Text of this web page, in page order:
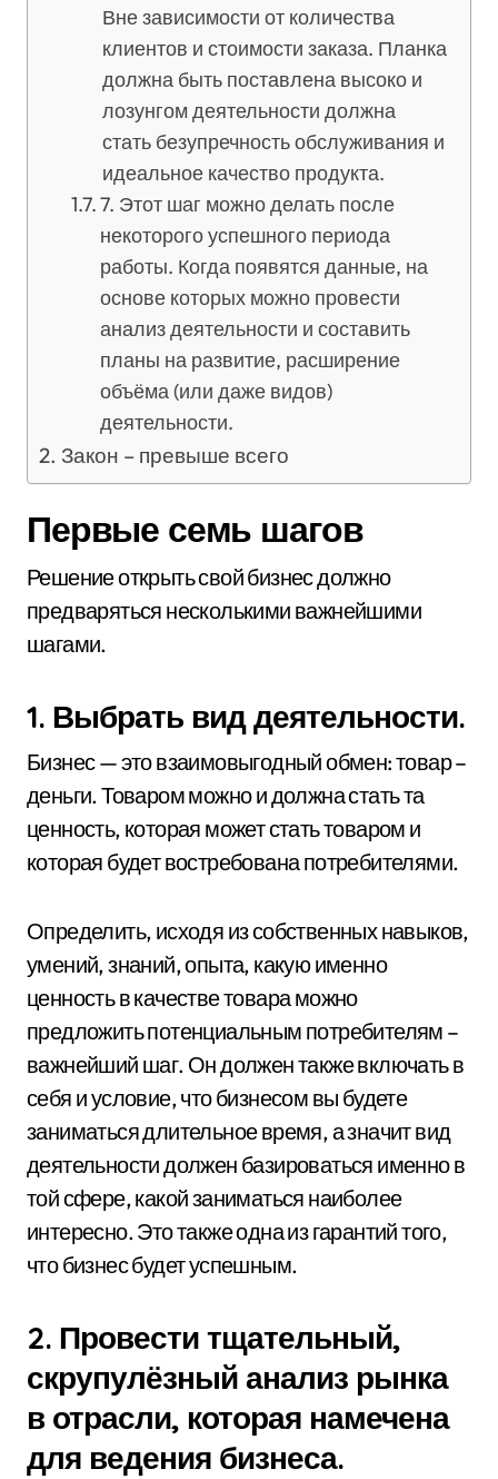
Вне зависимости от количества
клиентов и стоимости заказа. Планка
должна быть поставлена высоко и
лозунгом деятельности должна
стать безупречность обслуживания и
идеальное качество продукта.
7. Этот шаг можно делать после
некоторого успешного периода
работы. Когда появятся данные, на
основе которых можно провести
анализ деятельности и составить
планы на развитие, расширение
объёма (или даже видов)
деятельности.
Закон – превыше всего
Первые семь шагов
Решение открыть свой бизнес должно
предваряться несколькими важнейшими
шагами.
1. Выбрать вид деятельности.
Бизнес — это взаимовыгодный обмен: товар –
деньги. Товаром можно и должна стать та
ценность, которая может стать товаром и
которая будет востребована потребителями.
Определить, исходя из собственных навыков,
умений, знаний, опыта, какую именно
ценность в качестве товара можно
предложить потенциальным потребителям –
важнейший шаг. Он должен также включать в
себя и условие, что бизнесом вы будете
заниматься длительное время, а значит вид
деятельности должен базироваться именно в
той сфере, какой заниматься наиболее
интересно. Это также одна из гарантий того,
что бизнес будет успешным.
2. Провести тщательный,
скрупулёзный анализ рынка
в отрасли, которая намечена
для ведения бизнеса.